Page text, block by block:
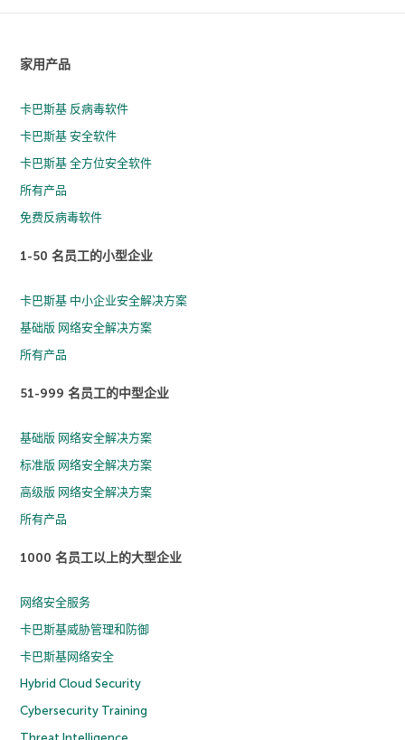
家用产品
卡巴斯基 反病毒软件
卡巴斯基 安全软件
卡巴斯基 全方位安全软件
所有产品
免费反病毒软件
1-50 名员工的小型企业
卡巴斯基 中小企业安全解决方案
基础版 网络安全解决方案
所有产品
51-999 名员工的中型企业
基础版 网络安全解决方案
标准版 网络安全解决方案
高级版 网络安全解决方案
所有产品
1000 名员工以上的大型企业
网络安全服务
卡巴斯基威胁管理和防御
卡巴斯基网络安全
Hybrid Cloud Security
Cybersecurity Training